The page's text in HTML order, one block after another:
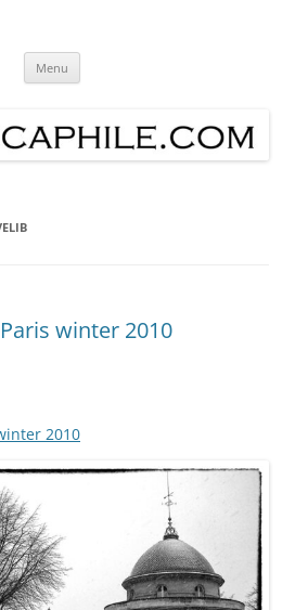
my lens
» about the world through my lenses.
Menu
winter 2010
2010